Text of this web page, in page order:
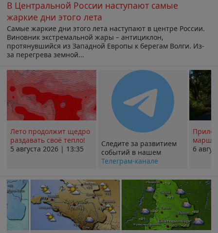
В Центральной России наступают самые
жаркие дни этого лета
Самые жаркие дни этого лета наступают в центре России.
Виновник экстремальной жары – антициклон,
протянувшийся из Западной Европы к берегам Волги. Из-
за перегрева земной...
Лето продолжит щедро
раздавать своё тепло!
5 августа 2026 | 13:35
Следите за развитием
событий в нашем
Телеграм-канале
6